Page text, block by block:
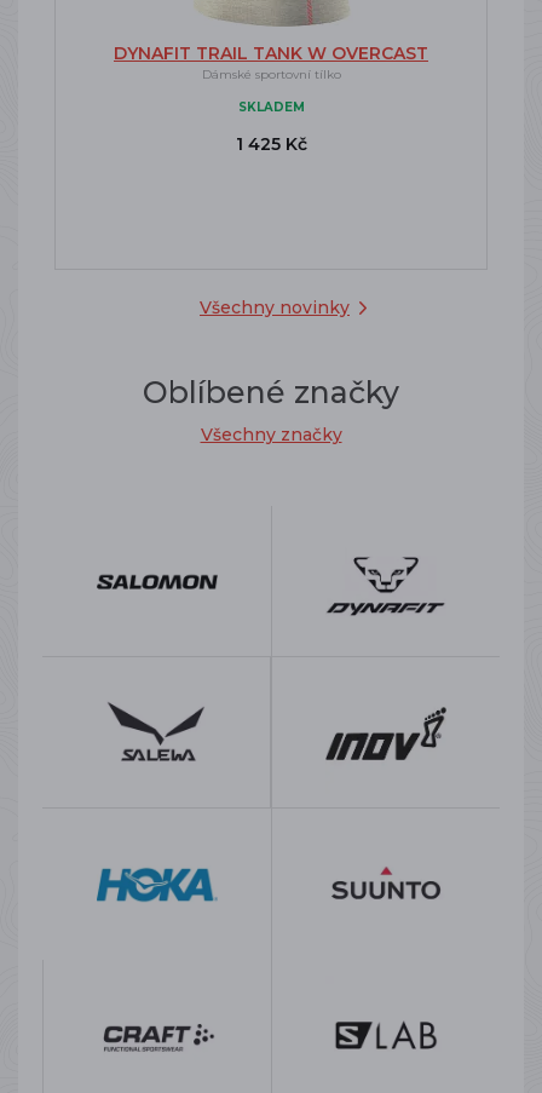
Všechny novinky
DYNAFIT TRAIL TANK W OVERCAST
Dámské sportovní tílko
SKLADEM
1 425 Kč
Oblíbené značky
Všechny značky